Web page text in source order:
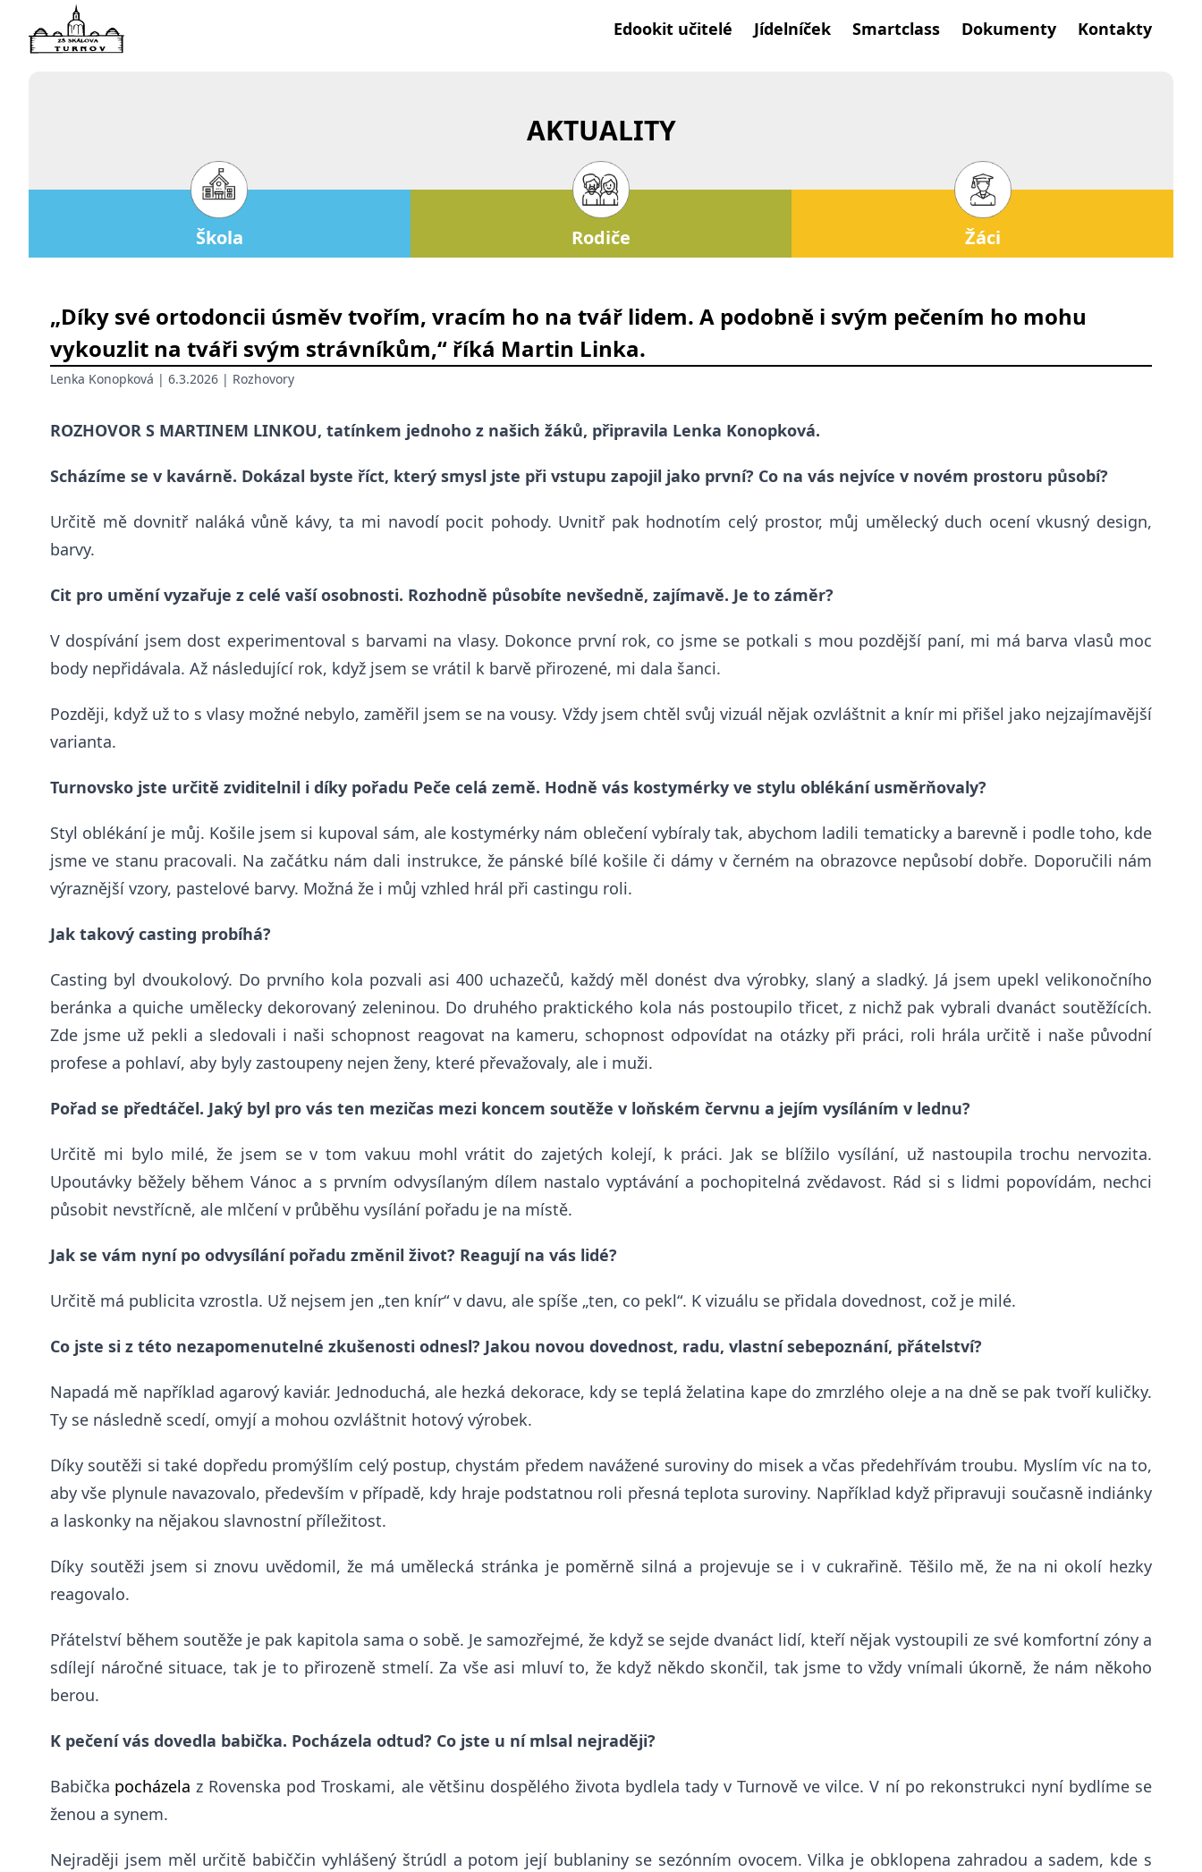
Edookit učitelé Jídelníček Smartclass Dokumenty Kontakty
AKTUALITY
Škola Rodiče Žáci
„Díky své ortodoncii úsměv tvořím, vracím ho na tvář lidem. A podobně i svým pečením ho mohu
vykouzlit na tváři svým strávníkům,“ říká Martin Linka.
Lenka Konopková | 6.3.2026 | Rozhovory
ROZHOVOR S MARTINEM LINKOU, tatínkem jednoho z našich žáků, připravila Lenka Konopková.
Scházíme se v kavárně. Dokázal byste říct, který smysl jste při vstupu zapojil jako první? Co na vás nejvíce v novém prostoru působí?
Určitě mě dovnitř naláká vůně kávy, ta mi navodí pocit pohody. Uvnitř pak hodnotím celý prostor, můj umělecký duch ocení vkusný design,
barvy.
Cit pro umění vyzařuje z celé vaší osobnosti. Rozhodně působíte nevšedně, zajímavě. Je to záměr?
V dospívání jsem dost experimentoval s barvami na vlasy. Dokonce první rok, co jsme se potkali s mou pozdější paní, mi má barva vlasů moc
body nepřidávala. Až následující rok, když jsem se vrátil k barvě přirozené, mi dala šanci.
Později, když už to s vlasy možné nebylo, zaměřil jsem se na vousy. Vždy jsem chtěl svůj vizuál nějak ozvláštnit a knír mi přišel jako nejzajímavější
varianta.
Turnovsko jste určitě zviditelnil i díky pořadu Peče celá země. Hodně vás kostymérky ve stylu oblékání usměrňovaly?
Styl oblékání je můj. Košile jsem si kupoval sám, ale kostymérky nám oblečení vybíraly tak, abychom ladili tematicky a barevně i podle toho, kde
jsme ve stanu pracovali. Na začátku nám dali instrukce, že pánské bílé košile či dámy v černém na obrazovce nepůsobí dobře. Doporučili nám
výraznější vzory, pastelové barvy. Možná že i můj vzhled hrál při castingu roli.
Jak takový casting probíhá?
Casting byl dvoukolový. Do prvního kola pozvali asi 400 uchazečů, každý měl donést dva výrobky, slaný a sladký. Já jsem upekl velikonočního
beránka a quiche umělecky dekorovaný zeleninou. Do druhého praktického kola nás postoupilo třicet, z nichž pak vybrali dvanáct soutěžících.
Zde jsme už pekli a sledovali i naši schopnost reagovat na kameru, schopnost odpovídat na otázky při práci, roli hrála určitě i naše původní
profese a pohlaví, aby byly zastoupeny nejen ženy, které převažovaly, ale i muži.
Pořad se předtáčel. Jaký byl pro vás ten mezičas mezi koncem soutěže v loňském červnu a jejím vysíláním v lednu?
Určitě mi bylo milé, že jsem se v tom vakuu mohl vrátit do zajetých kolejí, k práci. Jak se blížilo vysílání, už nastoupila trochu nervozita.
Upoutávky běžely během Vánoc a s prvním odvysílaným dílem nastalo vyptávání a pochopitelná zvědavost. Rád si s lidmi popovídám, nechci
působit nevstřícně, ale mlčení v průběhu vysílání pořadu je na místě.
Jak se vám nyní po odvysílání pořadu změnil život? Reagují na vás lidé?
Určitě má publicita vzrostla. Už nejsem jen „ten knír“ v davu, ale spíše „ten, co pekl“. K vizuálu se přidala dovednost, což je milé.
Co jste si z této nezapomenutelné zkušenosti odnesl? Jakou novou dovednost, radu, vlastní sebepoznání, přátelství?
Napadá mě například agarový kaviár. Jednoduchá, ale hezká dekorace, kdy se teplá želatina kape do zmrzlého oleje a na dně se pak tvoří kuličky.
Ty se následně scedí, omyjí a mohou ozvláštnit hotový výrobek.
Díky soutěži si také dopředu promýšlím celý postup, chystám předem navážené suroviny do misek a včas předehřívám troubu. Myslím víc na to,
aby vše plynule navazovalo, především v případě, kdy hraje podstatnou roli přesná teplota suroviny. Například když připravuji současně indiánky
a laskonky na nějakou slavnostní příležitost.
Díky soutěži jsem si znovu uvědomil, že má umělecká stránka je poměrně silná a projevuje se i v cukrařině. Těšilo mě, že na ni okolí hezky
reagovalo.
Přátelství během soutěže je pak kapitola sama o sobě. Je samozřejmé, že když se sejde dvanáct lidí, kteří nějak vystoupili ze své komfortní zóny a
sdílejí náročné situace, tak je to přirozeně stmelí. Za vše asi mluví to, že když někdo skončil, tak jsme to vždy vnímali úkorně, že nám někoho
berou.
K pečení vás dovedla babička. Pocházela odtud? Co jste u ní mlsal nejraději?
Babička pocházela z Rovenska pod Troskami, ale většinu dospělého života bydlela tady vTurnově ve vilce.V ní po rekonstrukci nyní bydlíme se
ženou a synem.
Nejraději jsem měl určitě babiččin vyhlášený štrúdl a potom její bublaniny se sezónním ovocem. Vilka je obklopena zahradou a sadem, kde s